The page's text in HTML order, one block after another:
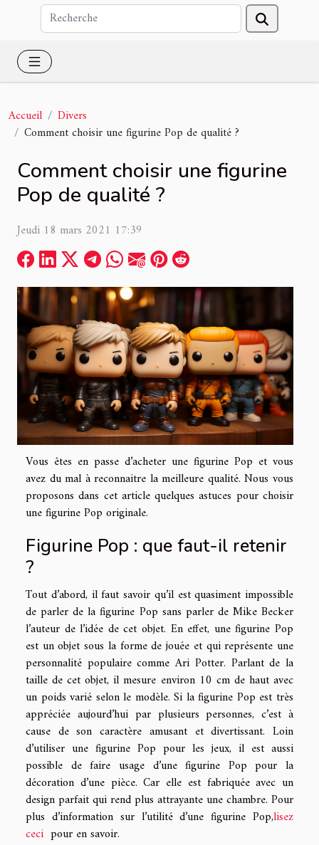
Accueil
Divers
Comment choisir une figurine Pop de qualité ?
Comment choisir une figurine
Pop de qualité ?
Jeudi 18 mars 2021 17:39
Vous êtes en passe d’acheter une figurine Pop et vous
avez du mal à reconnaitre la meilleure qualité. Nous vous
proposons dans cet article quelques astuces pour choisir
une figurine Pop originale.
Figurine Pop : que faut-il retenir
?
Tout d’abord, il faut savoir qu’il est quasiment impossible
de parler de la figurine Pop sans parler de Mike Becker
l’auteur de l’idée de cet objet. En effet, une figurine Pop
est un objet sous la forme de jouée et qui représente une
personnalité populaire comme Ari Potter. Parlant de la
taille de cet objet, il mesure environ 10 cm de haut avec
un poids varié selon le modèle. Si la figurine Pop est très
appréciée aujourd’hui par plusieurs personnes, c’est à
cause de son caractère amusant et divertissant. Loin
d’utiliser une figurine Pop pour les jeux, il est aussi
possible de faire usage d’une figurine Pop pour la
décoration d’une pièce. Car elle est fabriquée avec un
design parfait qui rend plus attrayante une chambre. Pour
plus d’information sur l’utilité d’une figurine Pop,lisez
ceci pour en savoir.